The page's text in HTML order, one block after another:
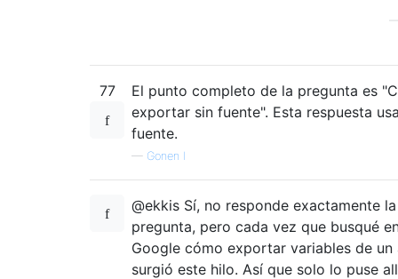
77
El punto completo de la pregunta es
exportar sin fuente". Esta respuesta
fuente.
— Gonen I
@ekkis Sí, no responde exactamente la
pregunta, pero cada vez que busqué
Google cómo exportar variables de un
surgió este hilo. Así que solo lo puse